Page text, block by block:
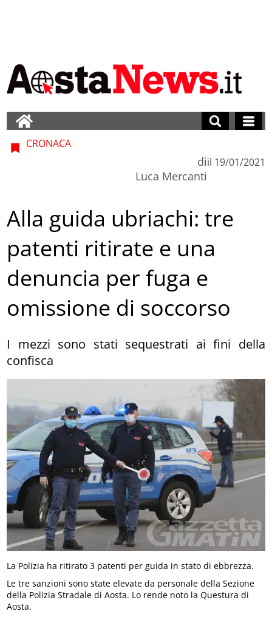
CRONACA
di
Luca Mercanti
il 19/01/2021
Alla guida ubriachi: tre
patenti ritirate e una
denuncia per fuga e
omissione di soccorso
I mezzi sono stati sequestrati ai fini della
confisca
La Polizia ha ritirato 3 patenti per guida in stato di ebbrezza.
Le tre sanzioni sono state elevate da personale della Sezione
della Polizia Stradale di Aosta. Lo rende noto la Questura di
Aosta.